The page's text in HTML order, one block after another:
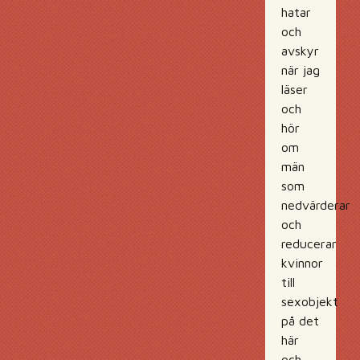
hatar
och
avskyr
när jag
läser
och
hör
om
män
som
nedvärderar
och
reducerar
kvinnor
till
sexobjekt
på det
här